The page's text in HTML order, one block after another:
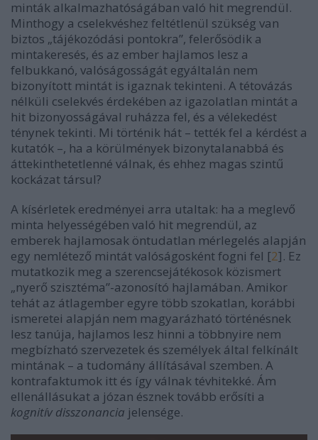
minták alkalmazhatóságában való hit megrendül.
Minthogy a cselekvéshez feltétlenül szükség van
biztos „tájékozódási pontokra”, felerősödik a
mintakeresés, és az ember hajlamos lesz a
felbukkanó, valóságosságát egyáltalán nem
bizonyított mintát is igaznak tekinteni. A tétovázás
nélküli cselekvés érdekében az igazolatlan mintát a
hit bizonyosságával ruházza fel, és a vélekedést
ténynek tekinti. Mi történik hát – tették fel a kérdést a
kutatók –, ha a körülmények bizonytalanabbá és
áttekinthetetlenné válnak, és ehhez magas szintű
kockázat társul?
A kísérletek eredményei arra utaltak: ha a meglevő
minta helyességében való hit megrendül, az
emberek hajlamosak öntudatlan mérlegelés alapján
egy nemlétező mintát valóságosként fogni fel [2]. Ez
mutatkozik meg a szerencsejátékosok közismert
„nyerő szisztéma”-azonosító hajlamában. Amikor
tehát az átlagember egyre több szokatlan, korábbi
ismeretei alapján nem magyarázható történésnek
lesz tanúja, hajlamos lesz hinni a többnyire nem
megbízható szervezetek és személyek által felkínált
mintának – a tudomány állításával szemben. A
kontrafaktumok itt és így válnak tévhitekké. Ám
ellenállásukat a józan észnek tovább erősíti a
kognitív disszonancia jelensége.